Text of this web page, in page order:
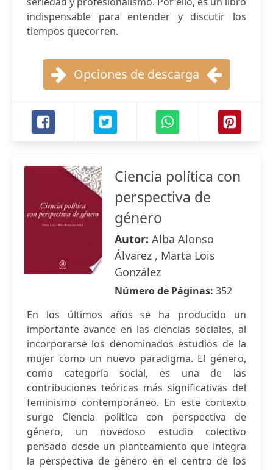
indispensable para entender y discutir los
tiempos quecorren.
Opciones de descarga
Ciencia política con
perspectiva de
género
Autor: Alba Alonso
Álvarez , Marta Lois
González
Número de Páginas: 352
En los últimos años se ha producido un
importante avance en las ciencias sociales, al
incorporarse los denominados estudios de la
mujer como un nuevo paradigma. El género,
como categoría social, es una de las
contribuciones teóricas más significativas del
feminismo contemporáneo. En este contexto
surge Ciencia política con perspectiva de
género, un novedoso estudio colectivo
pensado desde un planteamiento que integra
la perspectiva de género en el centro de los